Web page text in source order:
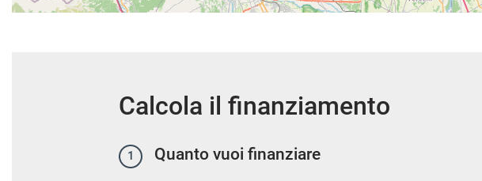
Calcola il finanziamento
1 Quanto vuoi finanziare